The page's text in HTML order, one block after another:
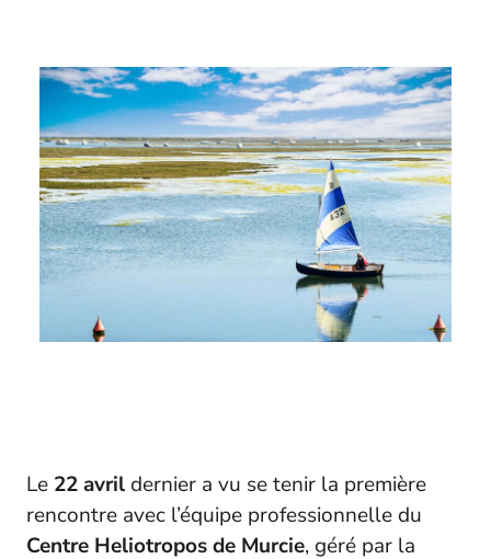
Le 22 avril dernier a vu se tenir la première
rencontre avec l’équipe professionnelle du
Centre Heliotropos de Murcie, géré par la